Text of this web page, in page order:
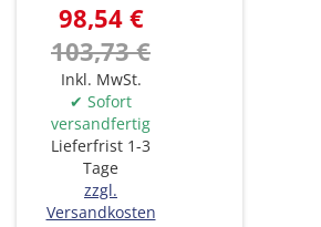
98,54 €
103,73 €
Inkl. MwSt.
✔ Sofort
versandfertig
Lieferfrist 1-3
Tage
zzgl.
Versandkosten